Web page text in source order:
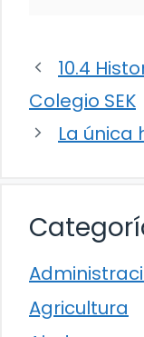
10.4
Colegio SEK
La única
Agricultura